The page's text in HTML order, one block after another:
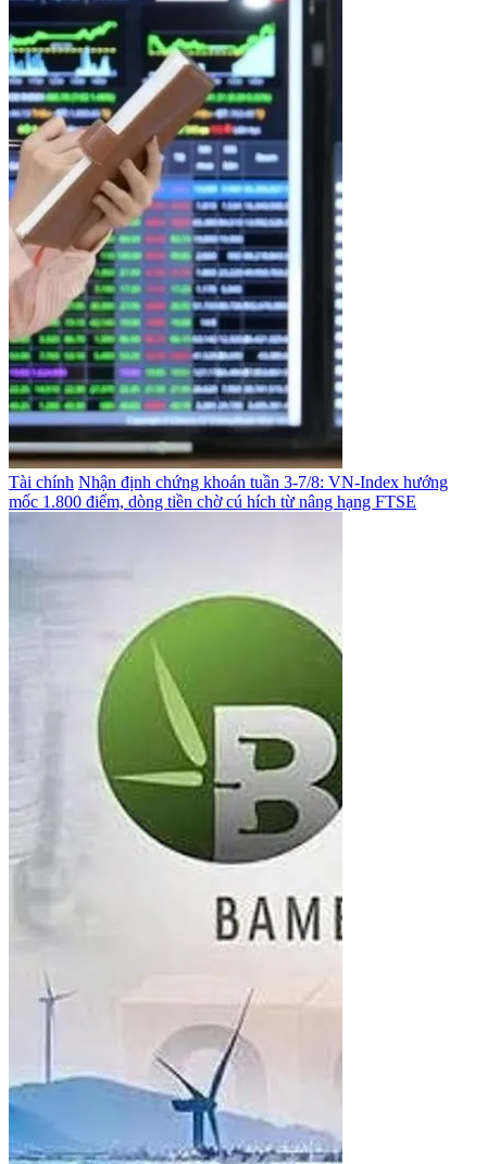
Tài chính Nhận định chứng khoán tuần 3-7/8: VN-Index hướng
mốc 1.800 điểm, dòng tiền chờ cú hích từ nâng hạng FTSE